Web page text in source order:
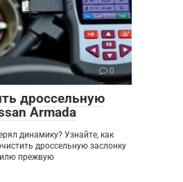
0
дроссельную
Armada
динамику? Узнайте, как
дроссельную заслонку
прежвую